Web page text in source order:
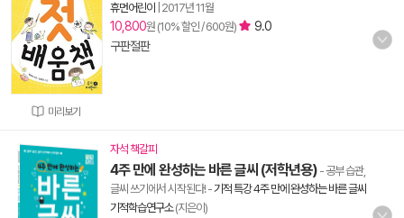
미리보기
휴먼어린이
2017년 11월
10,800원 (10% 할인 / 600원)
9.0
구판절판
자석 책갈피
4주 만에 완성하는 바른 글씨 (저학년용) - 공부 습관,
글씨 쓰기에서 시작된다!-기적 특강 4주 만에 완성하는 바른 글씨
기적학습연구소(지은이)